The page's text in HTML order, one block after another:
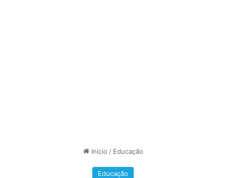
Início / Educação
Educação